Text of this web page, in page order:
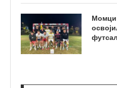
Момци